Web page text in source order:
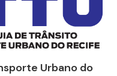
Urbano do